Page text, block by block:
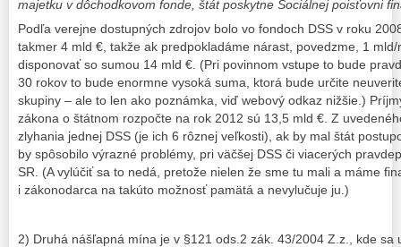
majetku v dôchodkovom fonde, štát poskytne Sociálnej poisťovni
Podľa verejne dostupných zdrojov bolo vo fondoch DSS v roku
takmer 4 mld €, takže ak predpokladáme nárast, povedzme, 1
disponovať so sumou 14 mld €. (Pri povinnom vstupe to bude
30 rokov to bude enormne vysoká suma, ktorá bude určite
skupiny – ale to len ako poznámka, viď webový odkaz nižšie.)
zákona o štátnom rozpočte na rok 2012 sú 13,5 mld €. Z
zlyhania jednej DSS (je ich 6 rôznej veľkosti), ak by mal štát
by spôsobilo výrazné problémy, pri väčšej DSS či viacerých
SR. (A vylúčiť sa to nedá, pretože nielen že sme tu mali a máme
i zákonodarca na takúto možnosť pamätá a nevylučuje ju.)
2) Druhá nášľapná mína je v §121 ods.2 zák. 43/2004 Z.z., kde sa